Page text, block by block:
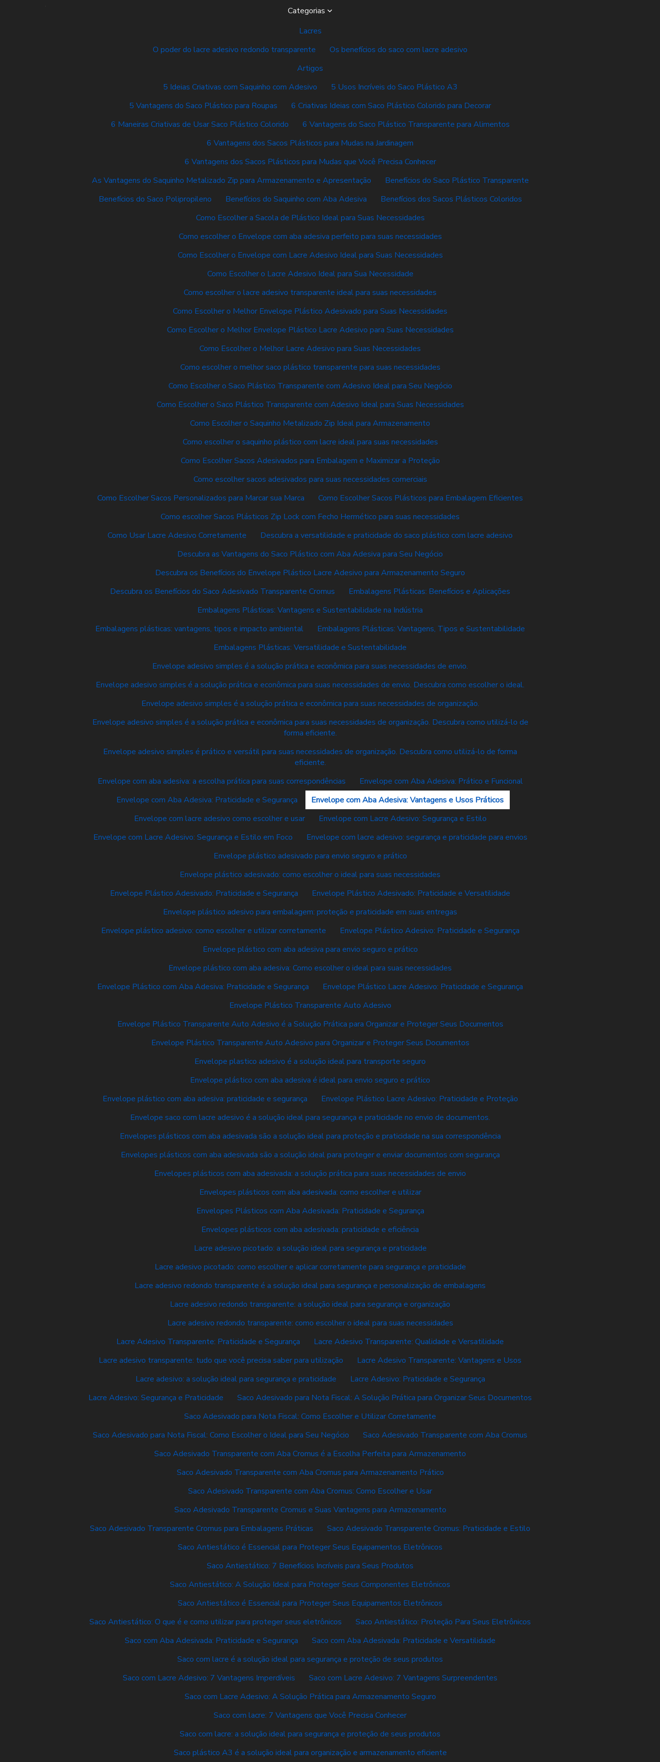
Categorias
Lacres
O poder do lacre adesivo redondo transparente
Os benefícios do saco com lacre adesivo
Artigos
5 Ideias Criativas com Saquinho com Adesivo
5 Usos Incríveis do Saco Plástico A3
5 Vantagens do Saco Plástico para Roupas
6 Criativas Ideias com Saco Plástico Colorido para Decorar
6 Maneiras Criativas de Usar Saco Plástico Colorido
6 Vantagens do Saco Plástico Transparente para Alimentos
6 Vantagens dos Sacos Plásticos para Mudas na Jardinagem
6 Vantagens dos Sacos Plásticos para Mudas que Você Precisa Conhecer
As Vantagens do Saquinho Metalizado Zip para Armazenamento e Apresentação
Benefícios do Saco Plástico Transparente
Benefícios do Saco Polipropileno
Benefícios do Saquinho com Aba Adesiva
Benefícios dos Sacos Plásticos Coloridos
Como Escolher a Sacola de Plástico Ideal para Suas Necessidades
Como escolher o Envelope com aba adesiva perfeito para suas necessidades
Como Escolher o Envelope com Lacre Adesivo Ideal para Suas Necessidades
Como Escolher o Lacre Adesivo Ideal para Sua Necessidade
Como escolher o lacre adesivo transparente ideal para suas necessidades
Como Escolher o Melhor Envelope Plástico Adesivado para Suas Necessidades
Como Escolher o Melhor Envelope Plástico Lacre Adesivo para Suas Necessidades
Como Escolher o Melhor Lacre Adesivo para Suas Necessidades
Como escolher o melhor saco plástico transparente para suas necessidades
Como Escolher o Saco Plástico Transparente com Adesivo Ideal para Seu Negócio
Como Escolher o Saco Plástico Transparente com Adesivo Ideal para Suas Necessidades
Como Escolher o Saquinho Metalizado Zip Ideal para Armazenamento
Como escolher o saquinho plástico com lacre ideal para suas necessidades
Como Escolher Sacos Adesivados para Embalagem e Maximizar a Proteção
Como escolher sacos adesivados para suas necessidades comerciais
Como Escolher Sacos Personalizados para Marcar sua Marca
Como Escolher Sacos Plásticos para Embalagem Eficientes
Como escolher Sacos Plásticos Zip Lock com Fecho Hermético para suas necessidades
Como Usar Lacre Adesivo Corretamente
Descubra a versatilidade e praticidade do saco plástico com lacre adesivo
Descubra as Vantagens do Saco Plástico com Aba Adesiva para Seu Negócio
Descubra os Benefícios do Envelope Plástico Lacre Adesivo para Armazenamento Seguro
Descubra os Benefícios do Saco Adesivado Transparente Cromus
Embalagens Plásticas: Benefícios e Aplicações
Embalagens Plásticas: Vantagens e Sustentabilidade na Indústria
Embalagens plásticas: vantagens, tipos e impacto ambiental
Embalagens Plásticas: Vantagens, Tipos e Sustentabilidade
Embalagens Plásticas: Versatilidade e Sustentabilidade
Envelope adesivo simples é a solução prática e econômica para suas necessidades de envio.
Envelope adesivo simples é a solução prática e econômica para suas necessidades de envio. Descubra como escolher o ideal.
Envelope adesivo simples é a solução prática e econômica para suas necessidades de organização.
Envelope adesivo simples é a solução prática e econômica para suas necessidades de organização. Descubra como utilizá-lo de
forma eficiente.
Envelope adesivo simples é prático e versátil para suas necessidades de organização. Descubra como utilizá-lo de forma
eficiente.
Envelope com aba adesiva: a escolha prática para suas correspondências
Envelope com Aba Adesiva: Prático e Funcional
Envelope com Aba Adesiva: Praticidade e Segurança
Envelope com Aba Adesiva: Vantagens e Usos Práticos
Envelope com lacre adesivo como escolher e usar
Envelope com Lacre Adesivo: Segurança e Estilo
Envelope com Lacre Adesivo: Segurança e Estilo em Foco
Envelope com lacre adesivo: segurança e praticidade para envios
Envelope plástico adesivado para envio seguro e prático
Envelope plástico adesivado: como escolher o ideal para suas necessidades
Envelope Plástico Adesivado: Praticidade e Segurança
Envelope Plástico Adesivado: Praticidade e Versatilidade
Envelope plástico adesivo para embalagem: proteção e praticidade em suas entregas
Envelope plástico adesivo: como escolher e utilizar corretamente
Envelope Plástico Adesivo: Praticidade e Segurança
Envelope plástico com aba adesiva para envio seguro e prático
Envelope plástico com aba adesiva: Como escolher o ideal para suas necessidades
Envelope Plástico com Aba Adesiva: Praticidade e Segurança
Envelope Plástico Lacre Adesivo: Praticidade e Segurança
Envelope Plástico Transparente Auto Adesivo
Envelope Plástico Transparente Auto Adesivo é a Solução Prática para Organizar e Proteger Seus Documentos
Envelope Plástico Transparente Auto Adesivo para Organizar e Proteger Seus Documentos
Envelope plastico adesivo é a solução ideal para transporte seguro
Envelope plástico com aba adesiva é ideal para envio seguro e prático
Envelope plástico com aba adesiva: praticidade e segurança
Envelope Plástico Lacre Adesivo: Praticidade e Proteção
Envelope saco com lacre adesivo é a solução ideal para segurança e praticidade no envio de documentos.
Envelopes plásticos com aba adesivada são a solução ideal para proteção e praticidade na sua correspondência
Envelopes plásticos com aba adesivada são a solução ideal para proteger e enviar documentos com segurança
Envelopes plásticos com aba adesivada: a solução prática para suas necessidades de envio
Envelopes plásticos com aba adesivada: como escolher e utilizar
Envelopes Plásticos com Aba Adesivada: Praticidade e Segurança
Envelopes plásticos com aba adesivada: praticidade e eficiência
Lacre adesivo picotado: a solução ideal para segurança e praticidade
Lacre adesivo picotado: como escolher e aplicar corretamente para segurança e praticidade
Lacre adesivo redondo transparente é a solução ideal para segurança e personalização de embalagens
Lacre adesivo redondo transparente: a solução ideal para segurança e organização
Lacre adesivo redondo transparente: como escolher o ideal para suas necessidades
Lacre Adesivo Transparente: Praticidade e Segurança
Lacre Adesivo Transparente: Qualidade e Versatilidade
Lacre adesivo transparente: tudo que você precisa saber para utilização
Lacre Adesivo Transparente: Vantagens e Usos
Lacre adesivo: a solução ideal para segurança e praticidade
Lacre Adesivo: Praticidade e Segurança
Lacre Adesivo: Segurança e Praticidade
Saco Adesivado para Nota Fiscal: A Solução Prática para Organizar Seus Documentos
Saco Adesivado para Nota Fiscal: Como Escolher e Utilizar Corretamente
Saco Adesivado para Nota Fiscal: Como Escolher o Ideal para Seu Negócio
Saco Adesivado Transparente com Aba Cromus
Saco Adesivado Transparente com Aba Cromus é a Escolha Perfeita para Armazenamento
Saco Adesivado Transparente com Aba Cromus para Armazenamento Prático
Saco Adesivado Transparente com Aba Cromus: Como Escolher e Usar
Saco Adesivado Transparente Cromus e Suas Vantagens para Armazenamento
Saco Adesivado Transparente Cromus para Embalagens Práticas
Saco Adesivado Transparente Cromus: Praticidade e Estilo
Saco Antiestático é Essencial para Proteger Seus Equipamentos Eletrônicos
Saco Antiestático: 7 Benefícios Incríveis para Seus Produtos
Saco Antiestático: A Solução Ideal para Proteger Seus Componentes Eletrônicos
Saco Antiestático é Essencial para Proteger Seus Equipamentos Eletrônicos
Saco Antiestático: O que é e como utilizar para proteger seus eletrônicos
Saco Antiestático: Proteção Para Seus Eletrônicos
Saco com Aba Adesivada: Praticidade e Segurança
Saco com Aba Adesivada: Praticidade e Versatilidade
Saco com lacre é a solução ideal para segurança e proteção de seus produtos
Saco com Lacre Adesivo: 7 Vantagens Imperdíveis
Saco com Lacre Adesivo: 7 Vantagens Surpreendentes
Saco com Lacre Adesivo: A Solução Prática para Armazenamento Seguro
Saco com lacre: 7 Vantagens que Você Precisa Conhecer
Saco com lacre: a solução ideal para segurança e proteção de seus produtos
Saco plástico A3 é a solução ideal para organização e armazenamento eficiente